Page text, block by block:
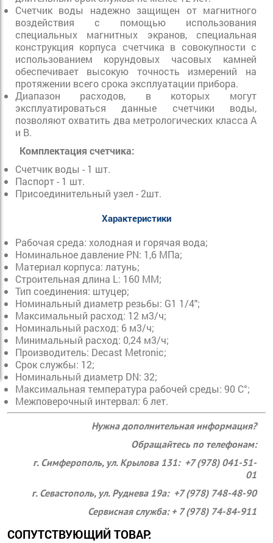
Счетчик воды надежно защищен от магнитного
воздействия с помощью использования
специальных магнитных экранов, специальная
конструкция корпуса счетчика в совокупности с
использованием корундовых часовых камней
обеспечивает высокую точность измерений на
протяжении всего срока эксплуатации прибора.
Диапазон расходов, в которых могут
эксплуатироваться данные счетчики воды,
позволяют охватить два метрологических класса А
и В.
Комплектация счетчика:
Счетчик воды - 1 шт.
Паспорт - 1 шт.
Присоединительный узел - 2шт.
Характеристики
Рабочая среда: холодная и горячая вода;
Номинальное давление PN: 1,6 МПа;
Материал корпуса: латунь;
Строительная длина L: 160 ММ;
Тип соединения: штуцер;
Номинальный диаметр резьбы: G1 1/4";
Максимальный расход: 12 м3/ч;
Номинальный расход: 6 м3/ч;
Минимальный расход: 0,24 м3/ч;
Производитель: Decast Metronic;
Срок службы: 12;
Номинальный диаметр DN: 32;
Максимальная температура рабочей среды: 90 С°;
Межповерочный интервал: 6 лет.
Нужна дополнительная информация?
Обращайтесь по телефонам:
г. Симферополь, ул. Крылова 131: +7 (978) 041-51-
01
г. Севастополь, ул. Руднева 19а: +7 (978) 748-48-90
Сервисная служба: + 7 (978) 74-84-911
СОПУТСТВУЮЩИЙ ТОВАР: